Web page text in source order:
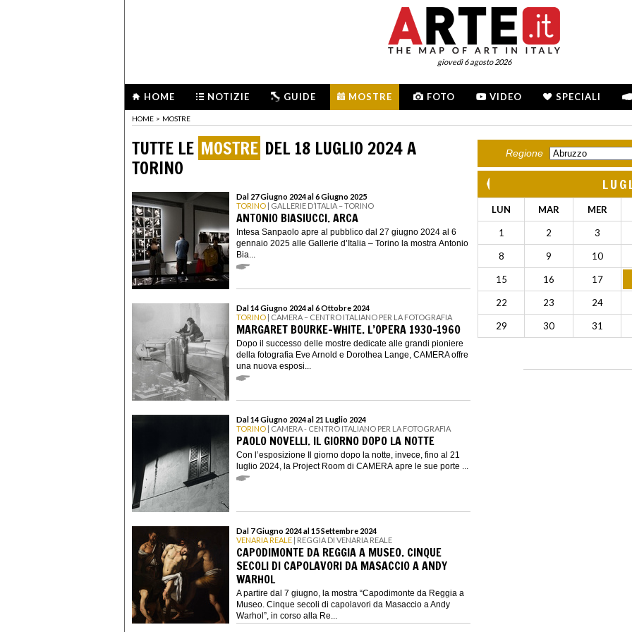
giovedì 6 agosto 2026
HOME NOTIZIE GUIDE MOSTRE FOTO VIDEO SPECIALI
HOME > MOSTRE
TUTTE LE MOSTRE DEL 18 LUGLIO 2024 A
TORINO
Dal 27 Giugno 2024 al 6 Giugno 2025
TORINO | GALLERIE D’ITALIA – TORINO
ANTONIO BIASIUCCI. ARCA
Intesa Sanpaolo apre al pubblico dal 27 giugno 2024 al 6
gennaio 2025 alle Gallerie d’Italia – Torino la mostra Antonio
Bia...
Dal 14 Giugno 2024 al 6 Ottobre 2024
TORINO | CAMERA – CENTRO ITALIANO PER LA FOTOGRAFIA
MARGARET BOURKE-WHITE. L’OPERA 1930-1960
Dopo il successo delle mostre dedicate alle grandi pioniere
della fotografia Eve Arnold e Dorothea Lange, CAMERA offre
una nuova esposi...
Dal 14 Giugno 2024 al 21 Luglio 2024
TORINO | CAMERA - CENTRO ITALIANO PER LA FOTOGRAFIA
PAOLO NOVELLI. IL GIORNO DOPO LA NOTTE
Con l’esposizione Il giorno dopo la notte, invece, fino al 21
luglio 2024, la Project Room di CAMERA apre le sue porte ...
Dal 7 Giugno 2024 al 15 Settembre 2024
VENARIA REALE | REGGIA DI VENARIA REALE
CAPODIMONTE DA REGGIA A MUSEO. CINQUE
SECOLI DI CAPOLAVORI DA MASACCIO A ANDY
WARHOL
A partire dal 7 giugno, la mostra “Capodimonte da Reggia a
Museo. Cinque secoli di capolavori da Masaccio a Andy
Warhol”, in corso alla Re...
Regione
LUN MAR MER
1 2 3
8 9 10
15 16 17
22 23 24
29 30 31